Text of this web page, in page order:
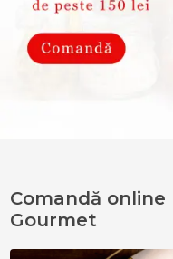
Comandă online
Gourmet